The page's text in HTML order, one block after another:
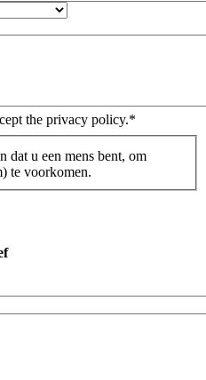
the privacy policy.*
dat u een mens bent, om
te voorkomen.